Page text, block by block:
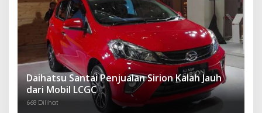
Daihatsu Santai Penjualan Sirion Kalah Jauh
dari Mobil LCGC
668 Dilihat